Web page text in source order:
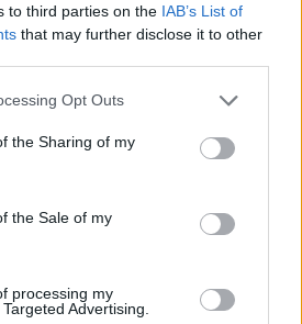
to third parties on the IAB’s List of
that may further disclose it to other
Opt Outs
the Sharing of my
the Sale of my
processing my
Advertising.